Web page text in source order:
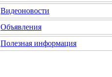
Видеоновости
Объявления
Полезная информация